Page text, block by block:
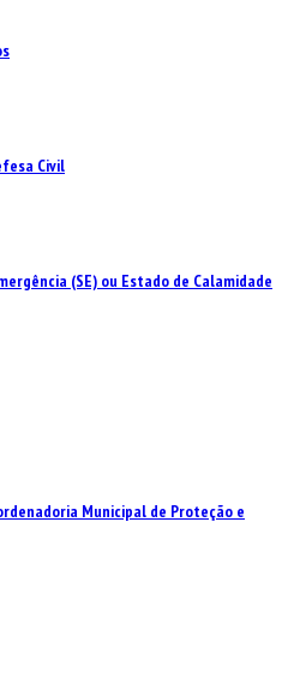
Civil
(SE) ou Estado de Calamidade
Municipal de Proteção e